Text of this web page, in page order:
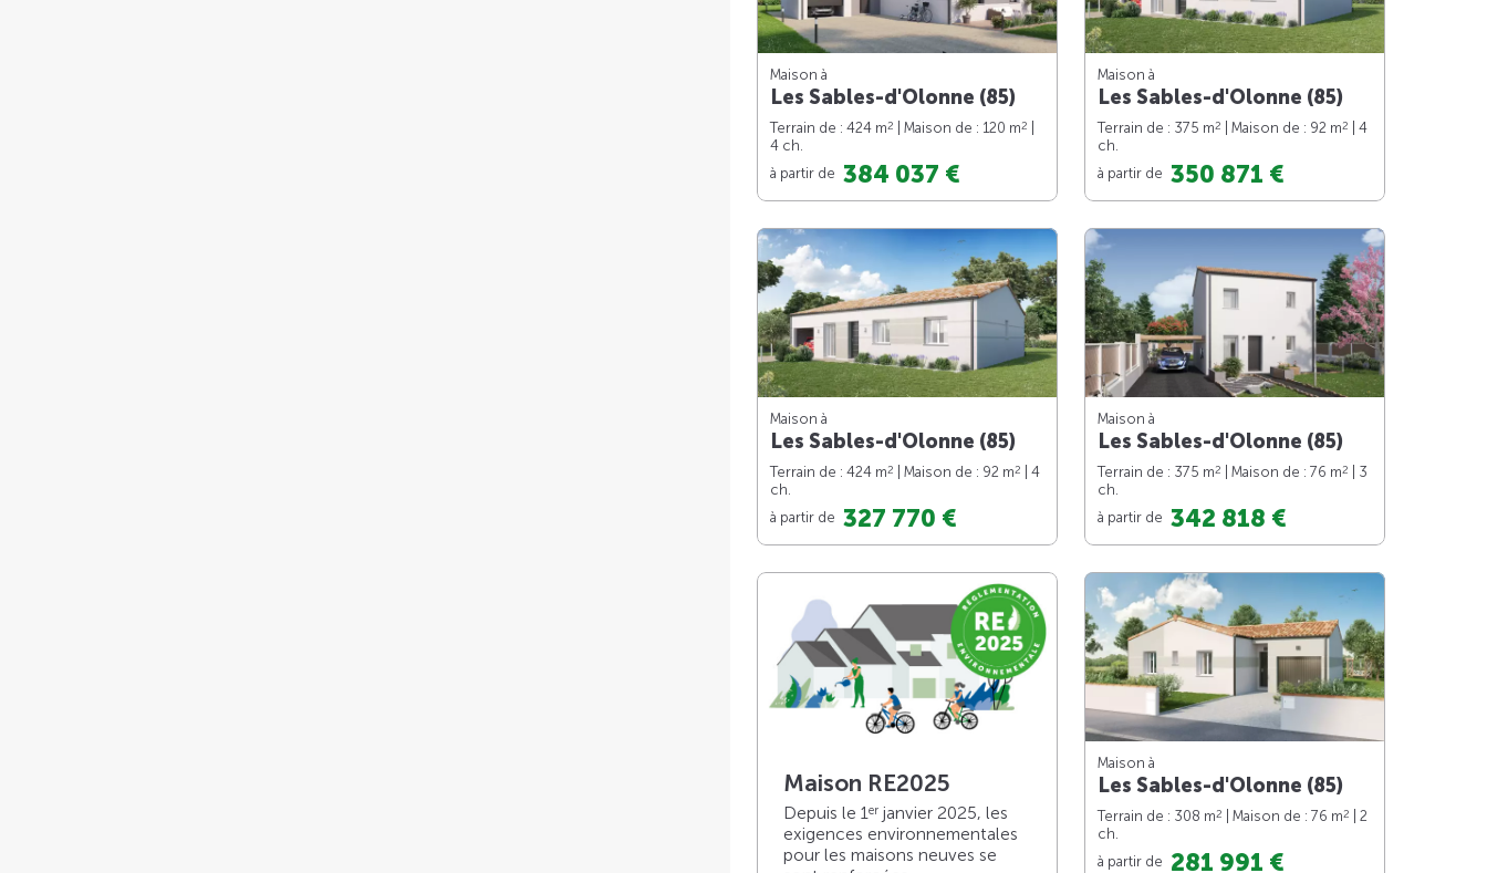
Maison à
Les Sables-d'Olonne (85)
Terrain de : 424 m2 | Maison de : 120 m2
4 ch.
à partir de 384 037 €
Maison à
Les Sables-d'Olonne (85)
Terrain de : 375 m2 | Maison de : 92 m2
| 4
ch.
à partir de 350 871 €
Maison à
Les Sables-d'Olonne (85)
Terrain de : 424 m2 | Maison de : 92 m2
| 4
ch.
à partir de 327 770 €
Maison à
Les Sables-d'Olonne (85)
Terrain de : 375 m2 | Maison de : 76 m2
| 3
ch.
à partir de 342 818 €
Maison RE2025
Depuis le 1 er janvier 2025, les
exigences environnementales
pour les maisons neuves se
Maison à
Les Sables-d'Olonne (85)
Terrain de : 308 m2 | Maison de : 76 m2
| 2
ch.
à partir de 281 991 €